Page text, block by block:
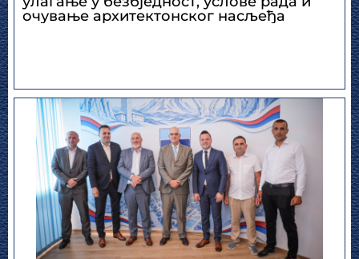
очување архитектонског насљеђа